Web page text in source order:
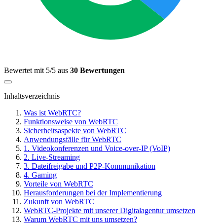
Bewertet mit 5/5 aus 30 Bewertungen
Inhaltsverzeichnis
Was ist WebRTC?
Funktionsweise von WebRTC
Sicherheitsaspekte von WebRTC
Anwendungsfälle für WebRTC
1. Videokonferenzen und Voice-over-IP (VoIP)
2. Live-Streaming
3. Dateifreigabe und P2P-Kommunikation
4. Gaming
Vorteile von WebRTC
Herausforderungen bei der Implementierung
Zukunft von WebRTC
WebRTC-Projekte mit unserer Digitalagentur umsetzen
Warum WebRTC mit uns umsetzen?